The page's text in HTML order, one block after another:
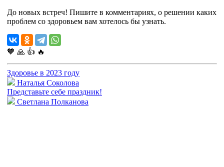
До новых встреч! Пишите в комментариях, о решении каких
проблем со здоровьем вам хотелось бы узнать.
🧡 🙏 👍 🔥
Здоровье в 2023 году
Наталья Соколова
Представьте себе праздник!
Cветлана Полканова